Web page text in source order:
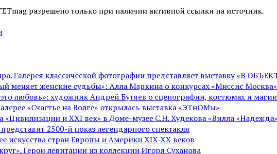
разрешено только при наличии активной ссылки на источник.
Галерея классической фотографии представляет выставку «В
меняет женские судьбы»: Алла Маркина о конкурсах «Миссис
любовь»: художник Андрей Бутяев о сценографии, костюмах и магии
«Счастье на Волге» открылась выставка «ЭТнОМы»
«Цивилизации и ХХI век» в Доме-музее С.Н. Худекова «Вилла «Надежда»
2500-й показ легендарного спектакля
искусства стран Европы и Америки XIX-XX веков
Герои левитации из коллекции Игоря Суханова